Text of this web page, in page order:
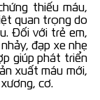
thiếu máu,
quan trọng do
Đối với trẻ em,
đạp xe nhẹ
giúp phát triển
xuất máu mới,
cơ.